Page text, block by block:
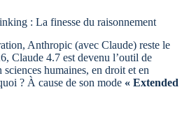
: La finesse du raisonnement
Anthropic (avec Claude) reste le
Claude 4.7 est devenu l’outil de
humaines, en droit et en
? À cause de son mode « Extended